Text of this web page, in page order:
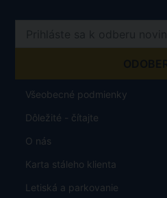
Všeobecné podmienky
Dôležité - čítajte
O nás
Karta stáleho klienta
Letiská a parkovanie